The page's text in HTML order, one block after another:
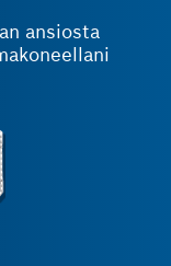
ansiosta